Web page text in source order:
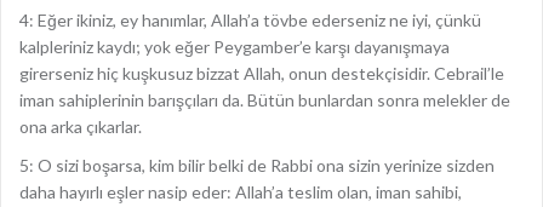
4: Eğer ikiniz, ey hanımlar, Allah’a tövbe ederseniz ne iyi, çünkü
kalpleriniz kaydı; yok eğer Peygamber’e karşı dayanışmaya
girerseniz hiç kuşkusuz bizzat Allah, onun destekçisidir. Cebrail’le
iman sahiplerinin barışçıları da. Bütün bunlardan sonra melekler de
ona arka çıkarlar.
5: O sizi boşarsa, kim bilir belki de Rabbi ona sizin yerinize sizden
daha hayırlı eşler nasip eder: Allah’a teslim olan, iman sahibi,